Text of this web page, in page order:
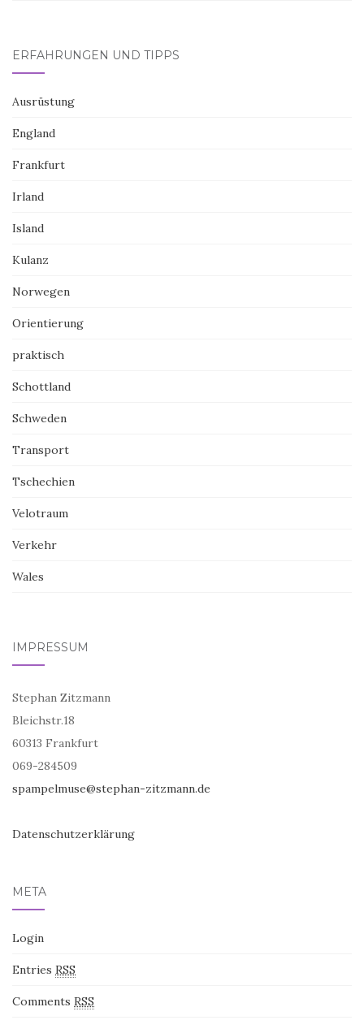
ERFAHRUNGEN UND TIPPS
Ausrüstung
England
Frankfurt
Irland
Island
Kulanz
Norwegen
Orientierung
praktisch
Schottland
Schweden
Transport
Tschechien
Velotraum
Verkehr
Wales
IMPRESSUM
Stephan Zitzmann
Bleichstr.18
60313 Frankfurt
069-284509
spampelmuse@stephan-zitzmann.de
Datenschutzerklärung
META
Login
Entries RSS
Comments RSS